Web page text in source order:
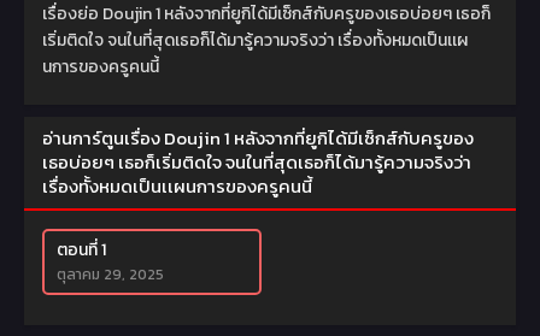
เรื่องย่อ Doujin 1 หลังจากที่ยูกิได้มีเซ็กส์กับครูของเธอบ่อยๆ เธอก็
เริ่มติดใจ จนในที่สุดเธอก็ได้มารู้ความจริงว่า เรื่องทั้งหมดเป็นเเผ
นการของครูคนนี้
อ่านการ์ตูนเรื่อง Doujin 1 หลังจากที่ยูกิได้มีเซ็กส์กับครูของ
เธอบ่อยๆ เธอก็เริ่มติดใจ จนในที่สุดเธอก็ได้มารู้ความจริงว่า
เรื่องทั้งหมดเป็นเเผนการของครูคนนี้
ตอนที่ 1
ตุลาคม 29, 2025